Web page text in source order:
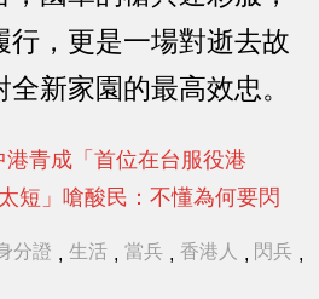
行，更是一場對逝去故
新家園的最高效忠。
港青成「首位在台服役港
短」嗆酸民：不懂為何要閃
分證 , 生活 , 當兵 , 香港人 , 閃兵 ,